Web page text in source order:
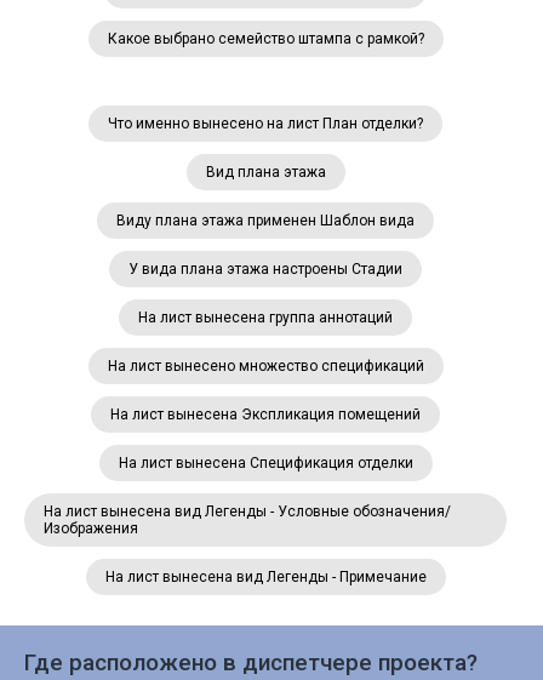
Какое выбрано семейство штампа с рамкой?
Что именно вынесено на лист План отделки?
Вид плана этажа
Виду плана этажа применен Шаблон вида
У вида плана этажа настроены Стадии
На лист вынесена группа аннотаций
На лист вынесено множество спецификаций
На лист вынесена Экспликация помещений
На лист вынесена Спецификация отделки
На лист вынесена вид Легенды - Условные обозначения/
Изображения
На лист вынесена вид Легенды - Примечание
Где расположено в диспетчере проекта?